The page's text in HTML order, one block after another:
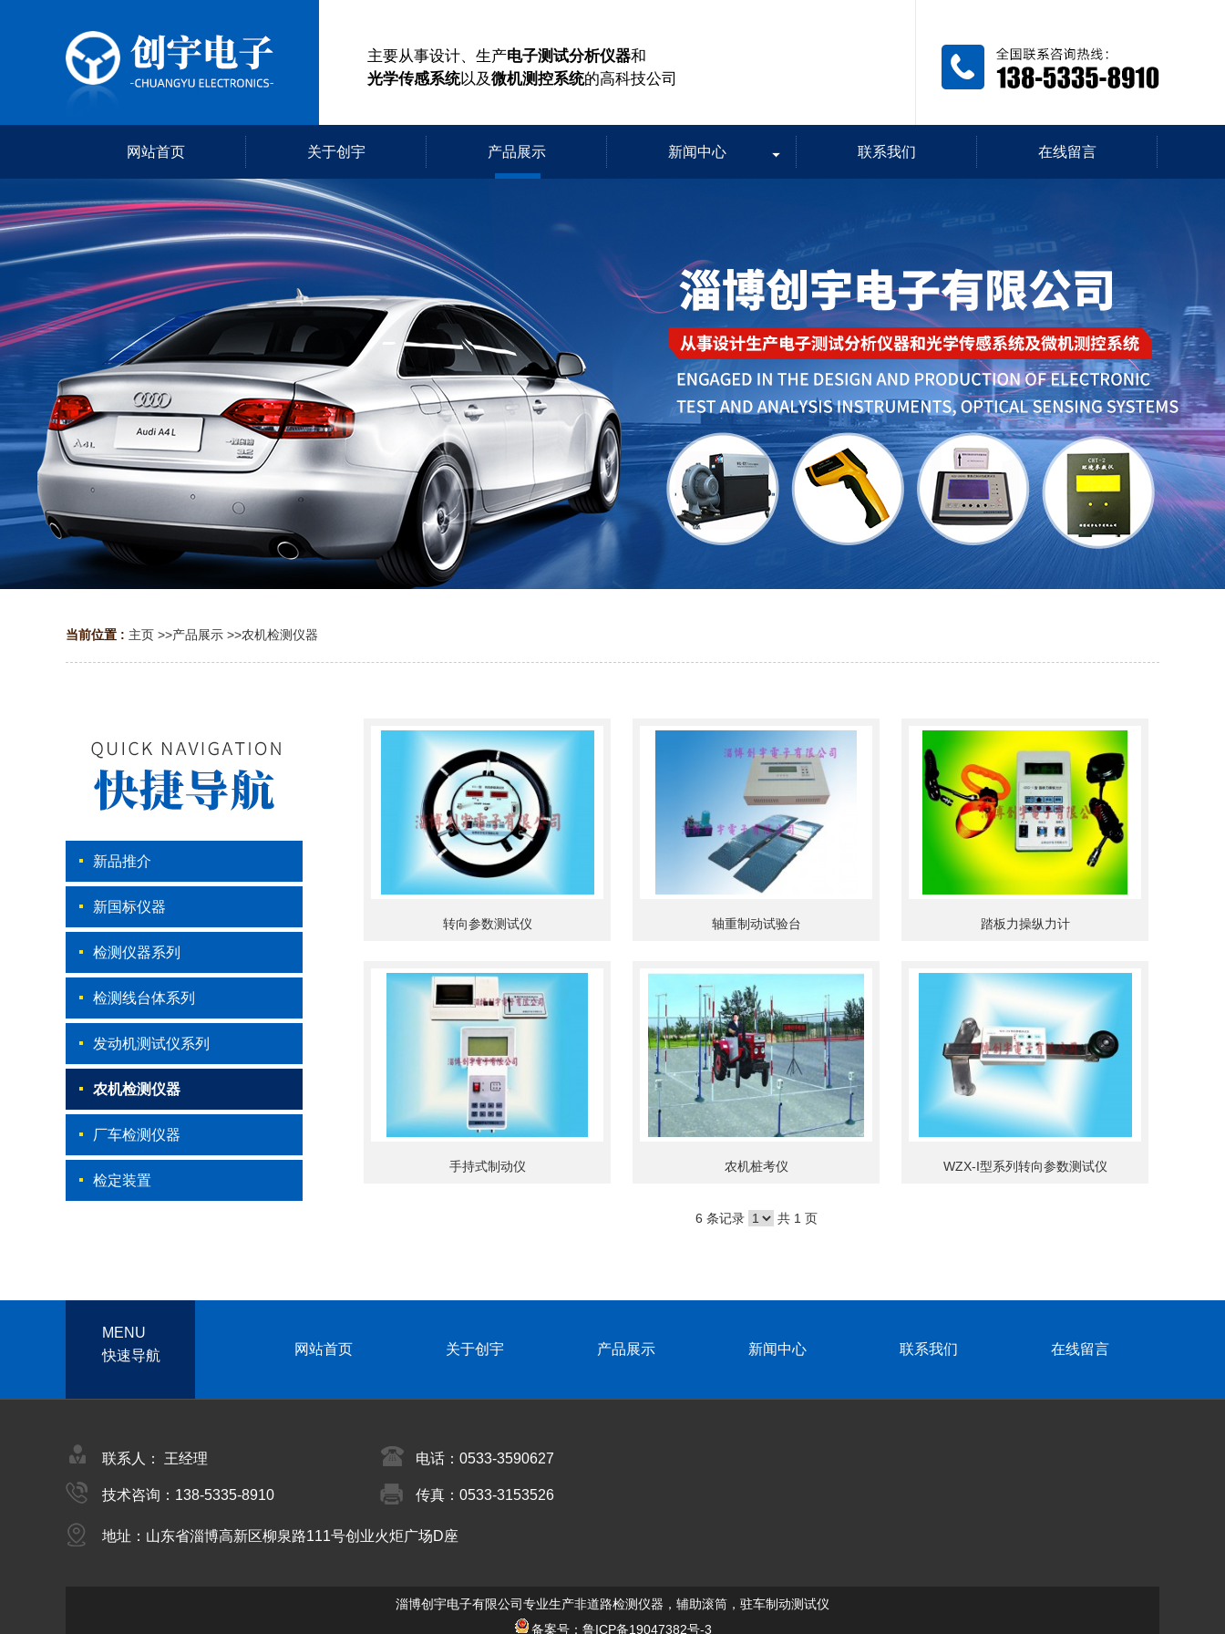
主要从事设计、生产电子测试分析仪器和
光学传感系统以及微机测控系统的高科技公司
网站首页 关于创宇 产品展示 新闻中心 联系我们 在线留言
当前位置 : 主页 >>产品展示 >>农机检测仪器
新品推介
新国标仪器
检测仪器系列
检测线台体系列
发动机测试仪系列
农机检测仪器
厂车检测仪器
检定装置
转向参数测试仪 轴重制动试验台 踏板力操纵力计
手持式制动仪 农机桩考仪 WZX-I型系列转向参数测试仪
6 条记录 共 1 页
MENU
快速导航
网站首页 关于创宇 产品展示 新闻中心 联系我们 在线留言
联系人： 王经理
技术咨询：138-5335-8910
电话：0533-3590627
传真：0533-3153526
地址：山东省淄博高新区柳泉路111号创业火炬广场D座
淄博创宇电子有限公司专业生产非道路检测仪器，辅助滚筒，驻车制动测试仪
备案号：鲁ICP备19047382号-3